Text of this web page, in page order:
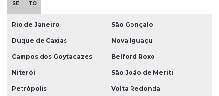
Mangueira de silicone fabricante
Mangueira de silicone transparente
Moldagem de borracha
Moldagem por injeção de borracha
SE TO
Rio de Janeiro São Gonçalo
Duque de Caxias Nova Iguaçu
Campos dos Goytacazes Belford Roxo
Niterói São João de Meriti
Petrópolis Volta Redonda